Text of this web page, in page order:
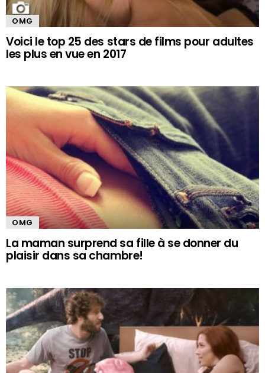
OMG
Voici le top 25 des stars de films pour adultes
les plus en vue en 2017
OMG
La maman surprend sa fille à se donner du
plaisir dans sa chambre!